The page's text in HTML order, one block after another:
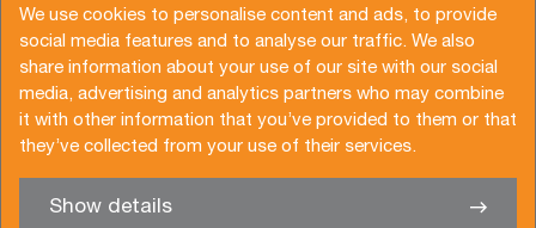
We use cookies to personalise content and ads, to provide
social media features and to analyse our traffic. We also
share information about your use of our site with our social
media, advertising and analytics partners who may combine
it with other information that you’ve provided to them or that
they’ve collected from your use of their services.
Show details
Request a quote
Subscribe to the newsletter
General terms and conditions
Privacy policy
Brochure
Certifications